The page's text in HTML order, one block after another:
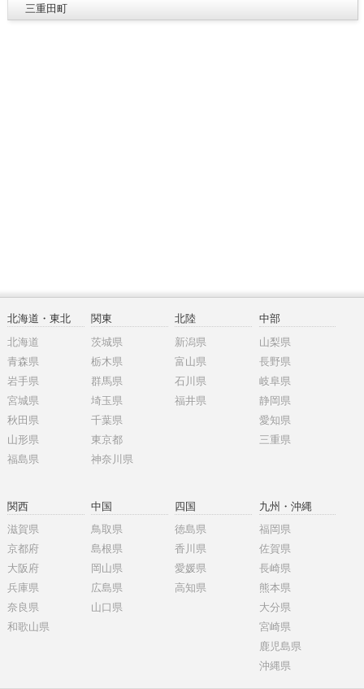
三重田町
北海道・東北
北海道
青森県
岩手県
宮城県
秋田県
山形県
福島県
関東
茨城県
栃木県
群馬県
埼玉県
千葉県
東京都
神奈川県
北陸
新潟県
富山県
石川県
福井県
中部
山梨県
長野県
岐阜県
静岡県
愛知県
三重県
関西
滋賀県
京都府
大阪府
兵庫県
奈良県
和歌山県
中国
鳥取県
島根県
岡山県
広島県
山口県
四国
徳島県
香川県
愛媛県
高知県
九州・沖縄
福岡県
佐賀県
長崎県
熊本県
大分県
宮崎県
鹿児島県
沖縄県